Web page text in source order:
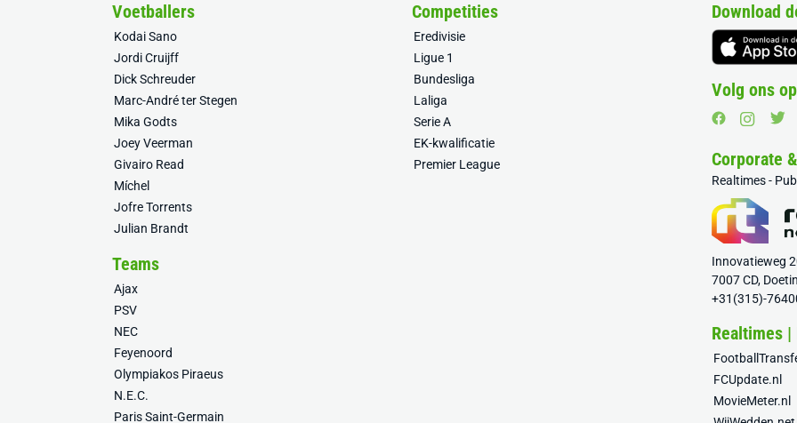
Voetballers
Kodai Sano
Jordi Cruijff
Dick Schreuder
Marc-André ter Stegen
Mika Godts
Joey Veerman
Givairo Read
Míchel
Jofre Torrents
Julian Brandt
Competities
Eredivisie
Ligue 1
Bundesliga
Laliga
Serie A
EK-kwalificatie
Premier League
Teams
Ajax
PSV
NEC
Feyenoord
Olympiakos Piraeus
N.E.C.
Paris Saint-Germain
Download
Volg ons
Corporate
Realtimes -
Innovatieweg
7007 CD,
+31(315)-
Realtimes
FCUpdate.nl
MovieMeter.nl